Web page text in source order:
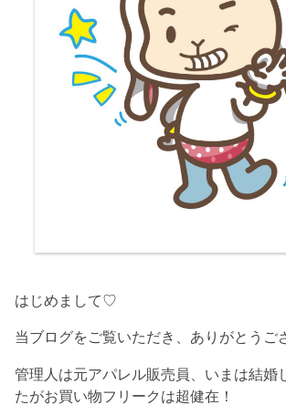
はじめまして♡
当ブログをご覧いただき、ありがとうご
管理人は元アパレル販売員、いまは結婚
たがお買い物フリークは超健在！